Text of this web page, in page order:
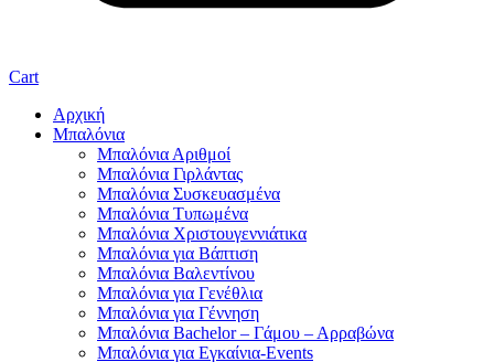
Cart
Αρχική
Μπαλόνια
Μπαλόνια Αριθμοί
Μπαλόνια Γιρλάντας
Μπαλόνια Συσκευασμένα
Μπαλόνια Τυπωμένα
Μπαλόνια Χριστουγεννιάτικα
Μπαλόνια για Βάπτιση
Μπαλόνια Βαλεντίνου
Μπαλόνια για Γενέθλια
Μπαλόνια για Γέννηση
Μπαλόνια Bachelor – Γάμου – Αρραβώνα
Μπαλόνια για Εγκαίνια-Events